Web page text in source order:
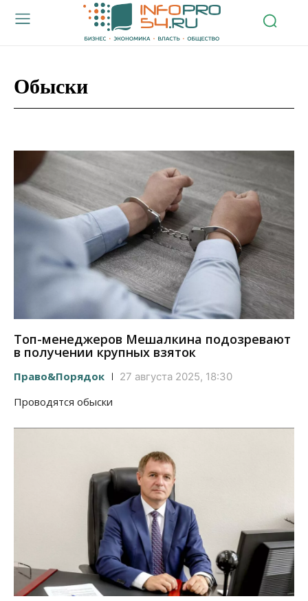
Обыски
Топ-менеджеров Мешалкина подозревают
в получении крупных взяток
Право&Порядок 27 августа 2025, 18:30
Проводятся обыски